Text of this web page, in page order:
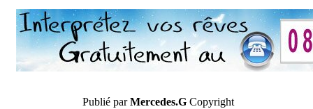
Publié parMercedes.GCopyright